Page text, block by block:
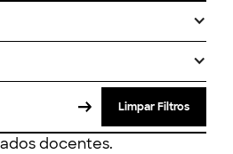
Limpar Filtros
docentes.